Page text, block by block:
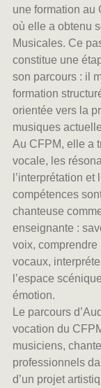
une formation au
où elle a obtenu
Musicales. Ce
constitue une
son parcours : il
formation
orientée vers la
musiques
Au CFPM, elle a
vocale, les
l’interprétation
compétences
chanteuse
enseignante :
voix,
vocaux,
l’espace
émotion.
Le parcours
vocation du
musiciens,
professionnels
d’un projet